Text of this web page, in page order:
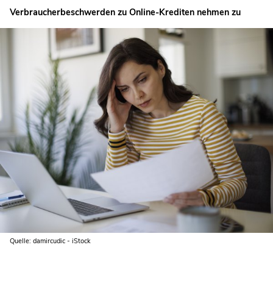
Verbraucherbeschwerden zu Online-Krediten nehmen zu
Quelle: damircudic - iStock